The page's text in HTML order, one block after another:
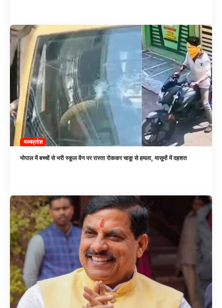
मध्यप्रदेश
भोपाल में बच्चों से भरी स्कूल वैन पर रास्ता रोककर चाकू से हमला, मासूमों में दहशत